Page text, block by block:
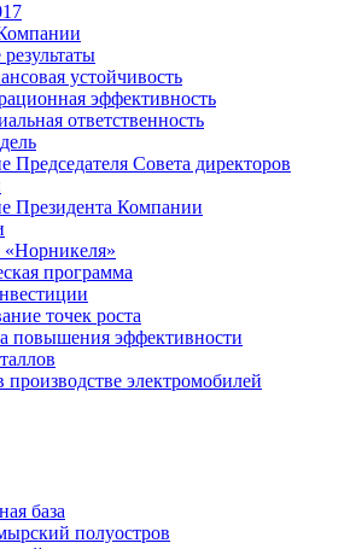
устойчивость
эффективность
ответственность
Председателя Совета директоров
Президента Компании
«Норникеля»
программа
точек роста
повышения эффективности
электромобилей
база
полуостров